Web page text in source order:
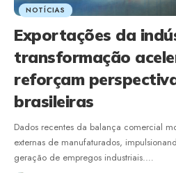
NOTÍCIAS
Exportações da
transformação
reforçam
brasileiras
Dados recentes da balança comercial
externas de manufaturados,
geração de empregos industriais.…